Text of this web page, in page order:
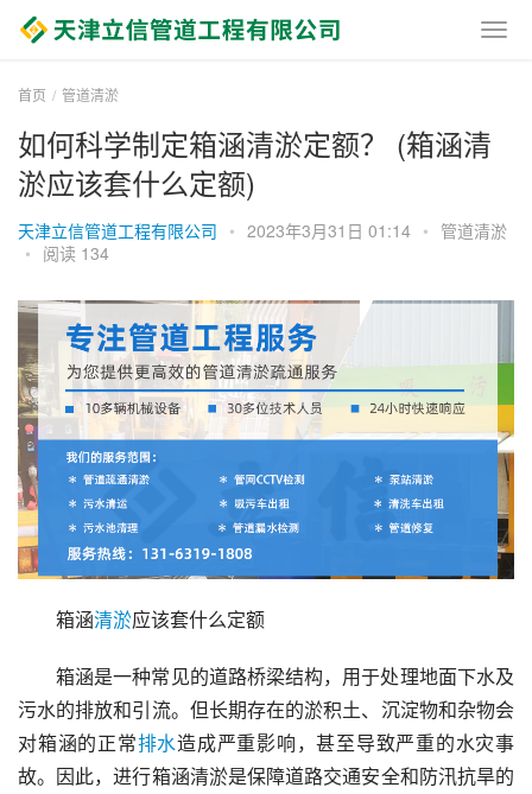
首页 管道清淤
如何科学制定箱涵清淤定额？ (箱涵清
淤应该套什么定额)
天津立信管道工程有限公司 • 2023年3月31日 01:14 • 管道清淤
• 阅读 134
箱涵清淤应该套什么定额
箱涵是一种常见的道路桥梁结构，用于处理地面下水及
污水的排放和引流。但长期存在的淤积土、沉淀物和杂物会
对箱涵的正常排水造成严重影响，甚至导致严重的水灾事
故。因此，进行箱涵清淤是保障道路交通安全和防汛抗旱的